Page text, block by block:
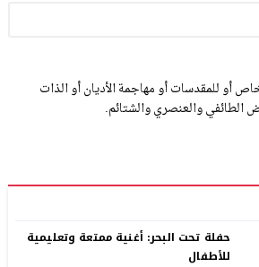
أو للمقدسات أو مهاجمة الأديان أو الذات
الطائفي والعنصري والشتائم.
حفلة تحت البحر: أغنية ممتعة وتعليمية
للأطفال